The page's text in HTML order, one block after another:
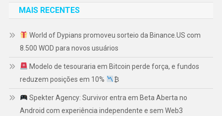
MAIS RECENTES
World of Dypians promoveu sorteio da Binance.US com
8.500 WOD para novos usuários
Modelo de tesouraria em Bitcoin perde força, e fundos
reduzem posições em 10%
₿
Spekter Agency: Survivor entra em Beta Aberta no
Android com experiência independente e sem Web3